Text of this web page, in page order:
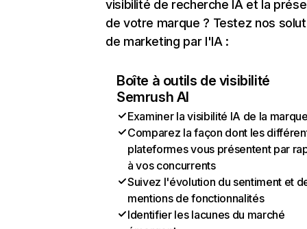
visibilité de recherche IA et la
de votre marque ? Testez nos
de marketing par l'IA :
Boîte à outils de visibilité
Semrush AI
Examiner la visibilité IA de la
Comparez la façon dont les
plateformes vous présentent par
à vos concurrents
Suivez l'évolution du sentiment et
mentions de fonctionnalités
Identifier les lacunes du marché